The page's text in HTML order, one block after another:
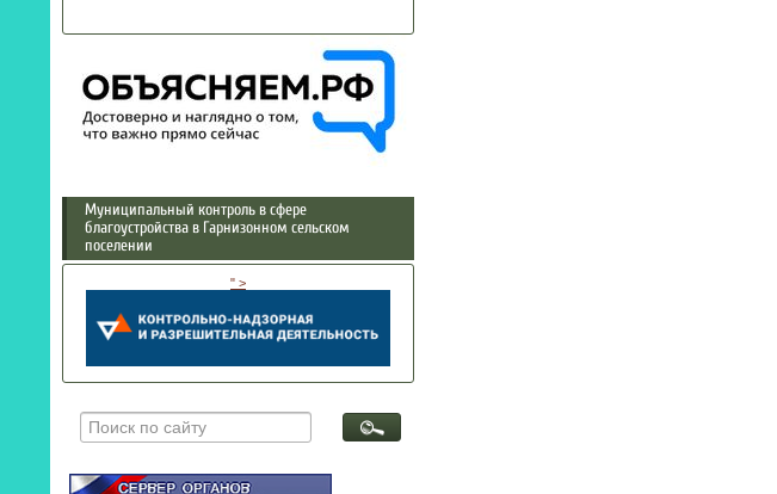
Муниципальный контроль в сфере
благоустройства в Гарнизонном сельском
поселении
" >